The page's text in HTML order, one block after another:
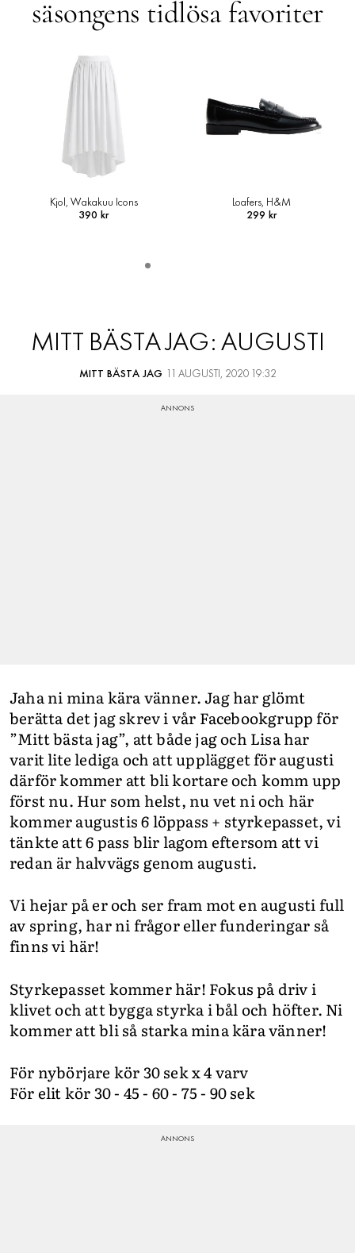
säsongens tidlösa favoriter
Loafers, H&M
299 kr
Skjortjacka i ullmix, Arket
1 490 kr
MITT BÄSTA JAG: AUGUSTI
MITT BÄSTA JAG 11 AUGUSTI, 2020 19:32
Jaha ni mina kära vänner. Jag har glömt
berätta det jag skrev i vår Facebookgrupp för
”Mitt bästa jag”, att både jag och Lisa har
varit lite lediga och att upplägget för augusti
därför kommer att bli kortare och komm upp
först nu. Hur som helst, nu vet ni och här
kommer augustis 6 löppass + styrkepasset, vi
tänkte att 6 pass blir lagom eftersom att vi
redan är halvvägs genom augusti.
Vi hejar på er och ser fram mot en augusti full
av spring, har ni frågor eller funderingar så
finns vi här!
Styrkepasset kommer här! Fokus på driv i
klivet och att bygga styrka i bål och höfter. Ni
kommer att bli så starka mina kära vänner!
För nybörjare kör 30 sek x 4 varv
För elit kör 30 - 45 - 60 - 75 - 90 sek